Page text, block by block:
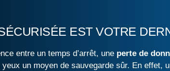
EST VOTRE
entre un temps d’arrêt, une perte de
un moyen de sauvegarde sûr. En